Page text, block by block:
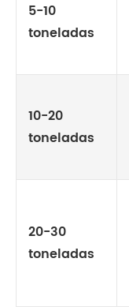
5-10
toneladas
10-20
toneladas
20-30
toneladas